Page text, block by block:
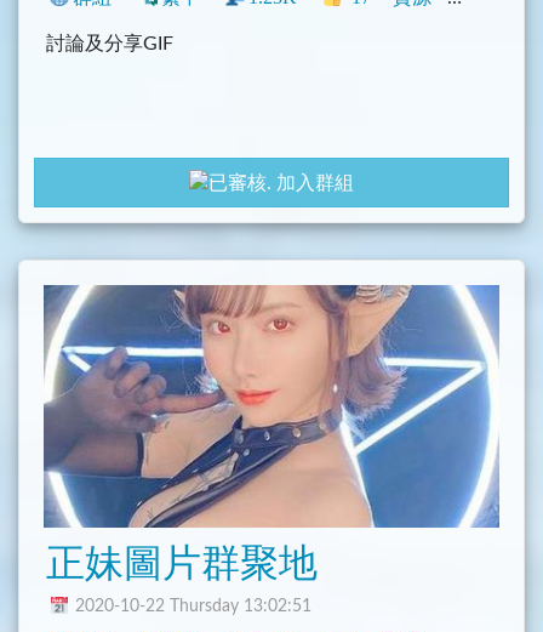
討論及分享GIF
加入群組
正妹圖片群聚地
2020-10-22 Thursday 13:02:51